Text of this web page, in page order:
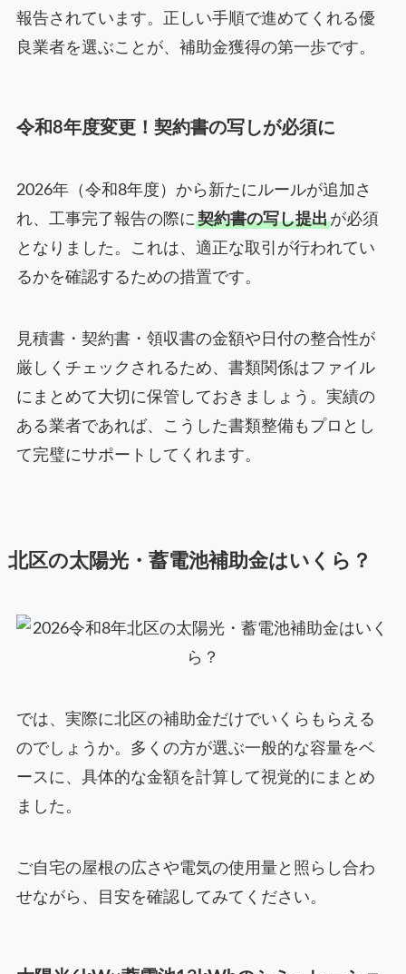
報告されています。正しい手順で進めてくれる優
良業者を選ぶことが、補助金獲得の第一歩です。
令和8年度変更！契約書の写しが必須に
2026年（令和8年度）から新たにルールが追加さ
れ、工事完了報告の際に契約書の写し提出が必須
となりました。これは、適正な取引が行われてい
るかを確認するための措置です。
見積書・契約書・領収書の金額や日付の整合性が
厳しくチェックされるため、書類関係はファイル
にまとめて大切に保管しておきましょう。実績の
ある業者であれば、こうした書類整備もプロとし
て完璧にサポートしてくれます。
北区の太陽光・蓄電池補助金はいくら？
では、実際に北区の補助金だけでいくらもらえる
のでしょうか。多くの方が選ぶ一般的な容量をベ
ースに、具体的な金額を計算して視覚的にまとめ
ました。
ご自宅の屋根の広さや電気の使用量と照らし合わ
せながら、目安を確認してみてください。